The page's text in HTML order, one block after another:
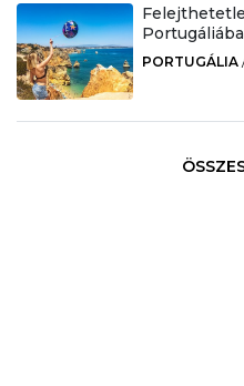
PORTUGÁLIA